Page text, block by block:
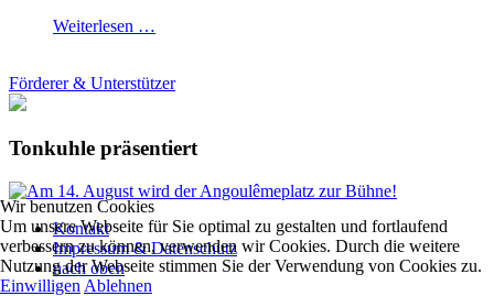
Weiterlesen …
Förderer & Unterstützer
Tonkuhle präsentiert
Kontakt
Impressum & Datenschutz
nach oben
Wir benutzen Cookies
Um unsere Webseite für Sie optimal zu gestalten und fortlaufend
verbessern zu können, verwenden wir Cookies. Durch die weitere
Nutzung der Webseite stimmen Sie der Verwendung von Cookies zu.
Einwilligen Ablehnen